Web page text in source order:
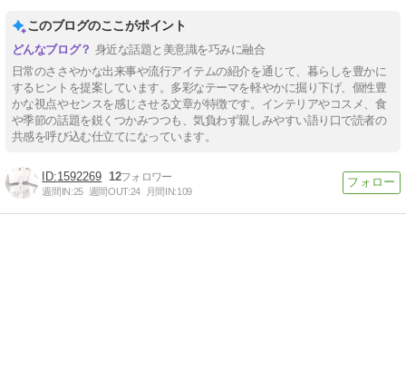
このブログのここがポイント
身近な話題と美意識を巧みに融合
日常のささやかな出来事や流行アイテムの紹介を通じて、暮らしを豊かに
するヒントを提案しています。多彩なテーマを軽やかに掘り下げ、個性豊
かな視点やセンスを感じさせる文章が特徴です。インテリアやコスメ、食
や季節の話題を鋭くつかみつつも、気負わず親しみやすい語り口で読者の
共感を呼び込む仕立てになっています。
1592269 12
週間IN:25 週間OUT:24 月間IN:109